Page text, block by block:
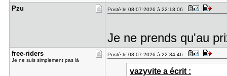
Pzu Posté le 08-07-2026 à 22:18:06
Je ne prends qu'au
free-rider​s
Je ne suis simplement pas là
Posté le 08-07-2026 à 22:34:46
vazyvite a écrit :